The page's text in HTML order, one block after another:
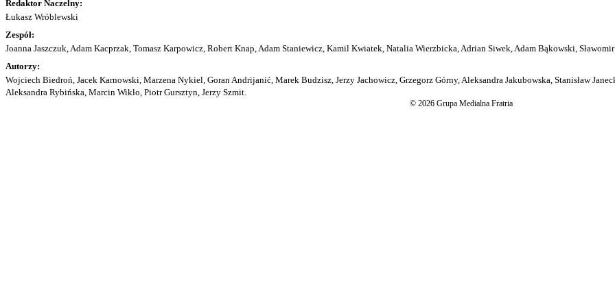
Redaktor Naczelny:
Łukasz Wróblewski
Zespół:
Joanna Jaszczuk, Adam Kacprzak, Tomasz Karpowicz, Robert Knap, Adam Staniewicz, Kamil Kwiatek, Natalia Wierzbicka, Adrian Siwek, Adam Bąkowski,
Autorzy:
Wojciech Biedroń, Jacek Karnowski, Marzena Nykiel, Goran Andrijanić, Marek Budzisz, Jerzy Jachowicz, Grzegorz Górny, Aleksandra Jakubowska, Stanisław
Aleksandra Rybińska, Marcin Wikło, Piotr Gursztyn, Jerzy Szmit.
© 2026 Grupa Medialna Fratria